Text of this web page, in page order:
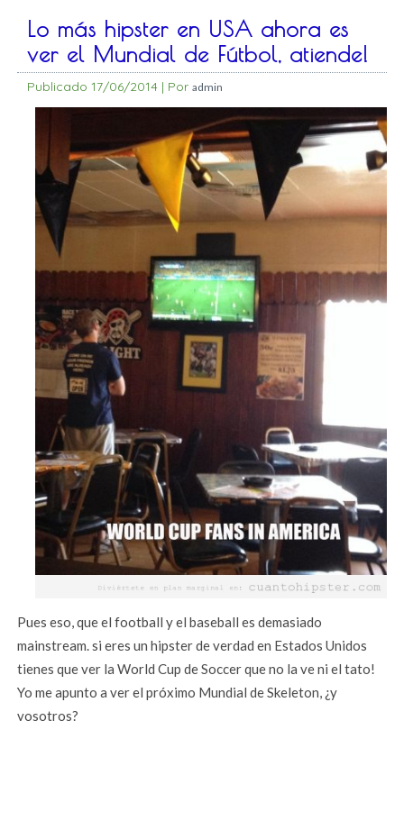
Lo más hipster en USA ahora es
ver el Mundial de Fútbol, atiende!
Publicado 17/06/2014 | Por admin
Pues eso, que el football y el baseball es demasiado
mainstream. si eres un hipster de verdad en Estados Unidos
tienes que ver la World Cup de Soccer que no la ve ni el tato!
Yo me apunto a ver el próximo Mundial de Skeleton, ¿y
vosotros?